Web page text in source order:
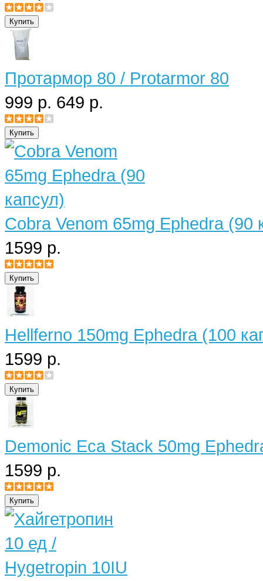
Протармор 80 / Protarmor 80
999 р. 649 р.
Cobra Venom 65mg Ephedra (90
1599 р.
Hellferno 150mg Ephedra (100
1599 р.
Demonic Eca Stack 50mg
1599 р.